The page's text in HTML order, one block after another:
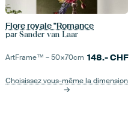
Flore royale "Romance
par Sander van Laar
ArtFrame™ –50×70cm 148.-CHF
Choisissez vous-même la dimension